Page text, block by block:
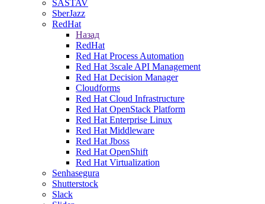
SASTAV
SberJazz
RedHat
Назад
RedHat
Red Hat Process Automation
Red Hat 3scale API Management
Red Hat Decision Manager
Cloudforms
Red Hat Cloud Infrastructure
Red Hat OpenStack Platform
Red Hat Enterprise Linux
Red Hat Middleware
Red Hat Jboss
Red Hat OpenShift
Red Hat Virtualization
Senhasegura
Shutterstock
Slack